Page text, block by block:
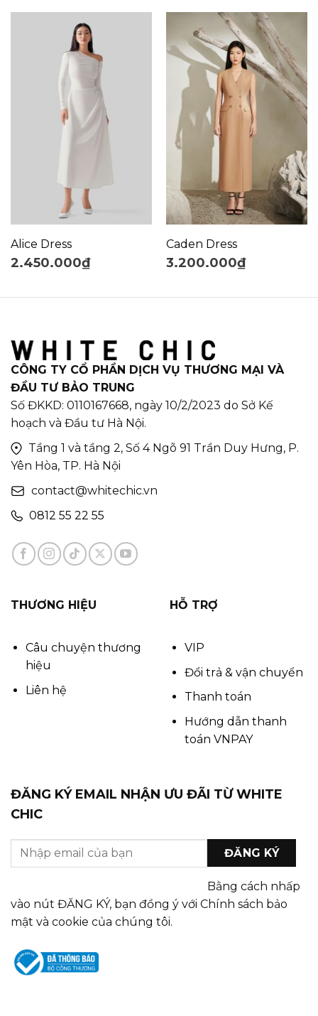
Alice Dress
2.450.000₫
Caden Dress
3.200.000₫
CÔNG TY CỔ PHẦN DỊCH VỤ THƯƠNG MẠI VÀ
ĐẦU TƯ BẢO TRUNG
Số ĐKKD: 0110167668, ngày 10/2/2023 do Sở Kế
hoạch và Đầu tư Hà Nội.
Tầng 1 và tầng 2, Số 4 Ngõ 91 Trần Duy Hưng, P.
Yên Hòa, TP. Hà Nội
contact@whitechic.vn
0812 55 22 55
THƯƠNG HIỆU
Câu chuyện thương
hiệu
Liên hệ
HỖ TRỢ
VIP
Đổi trả & vận chuyển
Thanh toán
Hướng dẫn thanh
toán VNPAY
ĐĂNG KÝ EMAIL NHẬN ƯU ĐÃI TỪ WHITE
CHIC
Bằng cách nhấp
vào nút ĐĂNG KÝ, bạn đồng ý với Chính sách bảo
mật và cookie của chúng tôi.